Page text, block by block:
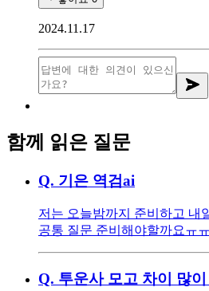
2024.11.17
함께 읽은 질문
Q. 기은 역검ai
저는 오늘밤까지 준비하고 내
공통 질문 준비해야할까요ㅠㅠ
Q. 투운사 모고 차이 많